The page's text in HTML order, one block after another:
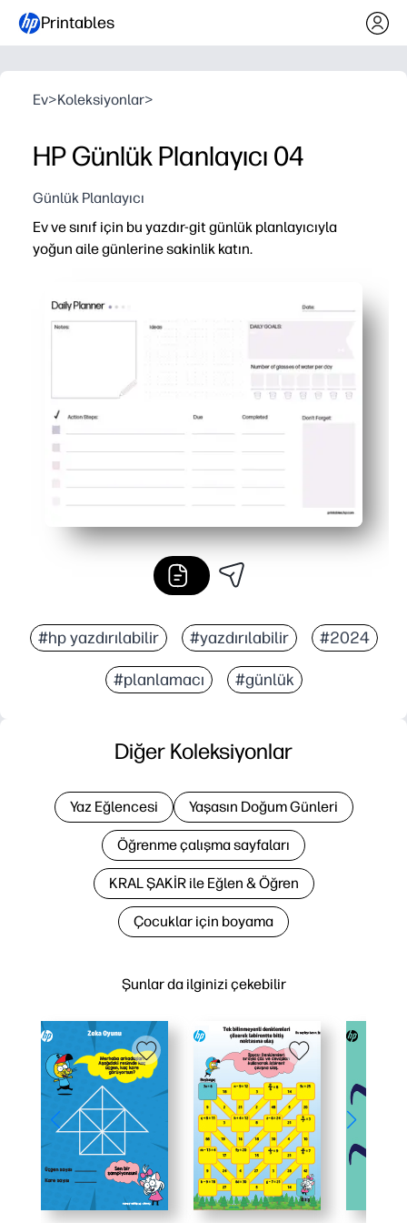
Printables
Ev>Koleksiyonlar>
HP Günlük Planlayıcı 04
Günlük Planlayıcı
Ev ve sınıf için bu yazdır-git günlük planlayıcıyla
yoğun aile günlerine sakinlik katın.
Çocuk dostu kontrol listeleri bağımsızlığı artırır -
Göndermesi veya dosyalaması kolaydır - herkesi
#hp yazdırılabilir #yazdırılabilir #2024
#planlamacı #günlük
Şunlar da ilginizi çekebilir
Diğer Koleksiyonlar
Yaz Eğlencesi Yaşasın Doğum Günleri
Öğrenme çalışma sayfaları
KRAL ŞAKİR ile Eğlen & Öğren
Çocuklar için boyama